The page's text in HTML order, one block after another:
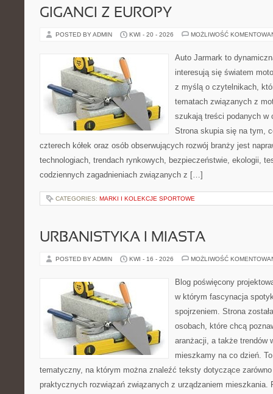
GIGANCI Z EUROPY
POSTED BY ADMIN KWI - 20 - 2026 MOŻLIWOŚĆ
Auto Jarmark to
interesują się światem
z myślą o czytelnikach,
tematach związanych z
szukają treści podanych
Strona skupia się na tym,
czterech kółek oraz osób obserwujących rozwój branży jest
technologiach, trendach rynkowych, bezpieczeństwie, ekologii,
codziennych zagadnieniach związanych z […]
CATEGORIES: MARKI I KOLEKCJE SPORTOWE
URBANISTYKA I MIASTA
POSTED BY ADMIN KWI - 16 - 2026 MOŻLIWOŚĆ
Blog poświęcony
w którym fascynacja
spojrzeniem. Strona
osobach, które chcą
aranżacji, a także trendów
mieszkamy na co dzień.
tematyczny, na którym można znaleźć teksty dotyczące
praktycznych rozwiązań związanych z urządzaniem mieszkania.